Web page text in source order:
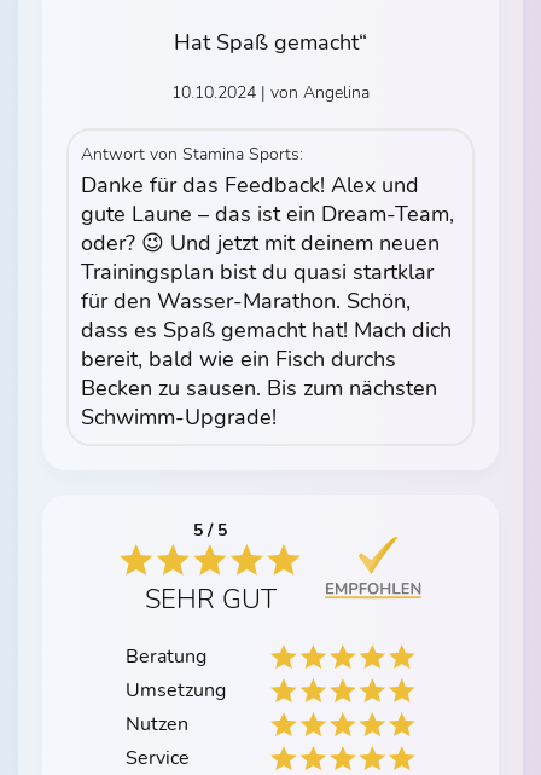
Hat Spaß gemacht“
10.10.2024 | von Angelina
Antwort von Stamina Sports:
Danke für das Feedback! Alex und
gute Laune – das ist ein Dream-Team,
oder? 😉 Und jetzt mit deinem neuen
Trainingsplan bist du quasi startklar
für den Wasser-Marathon. Schön,
dass es Spaß gemacht hat! Mach dich
bereit, bald wie ein Fisch durchs
Becken zu sausen. Bis zum nächsten
Schwimm-Upgrade!
5 / 5
SEHR GUT
Beratung
Umsetzung
Nutzen
Service